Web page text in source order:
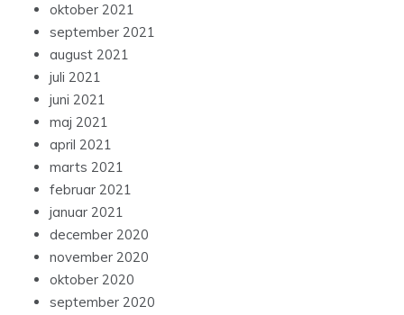
oktober 2021
september 2021
august 2021
juli 2021
juni 2021
maj 2021
april 2021
marts 2021
februar 2021
januar 2021
december 2020
november 2020
oktober 2020
september 2020